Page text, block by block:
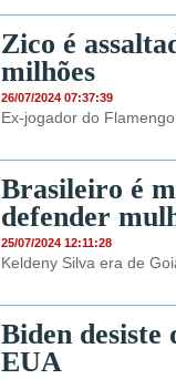
Zico é
milhões
26/07/2024 07:37:39
Ex-jogador do
Brasileiro é
defender
25/07/2024 12:11:28
Keldeny Silva era de
Biden desiste
EUA